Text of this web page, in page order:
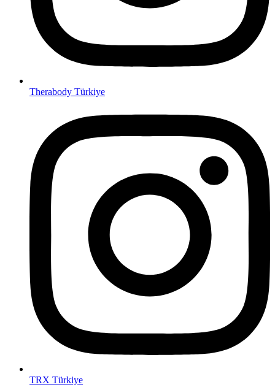
Therabody Türkiye
TRX Türkiye